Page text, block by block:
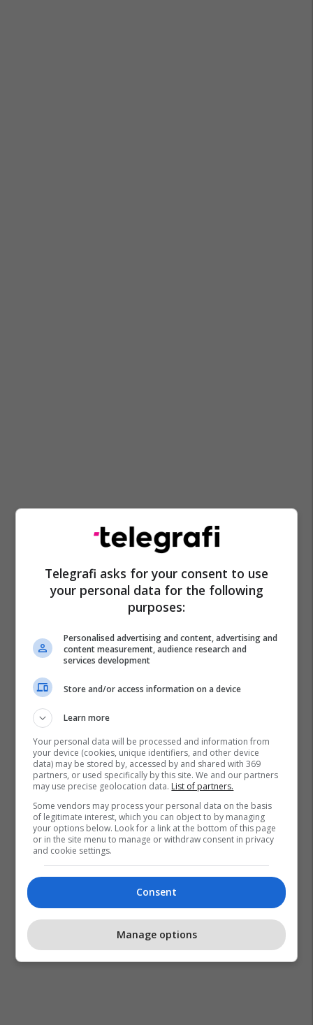
Pep Guardiola Enzo Maresca
Premier League
Man City
Telegrafi asks for your consent to use
your personal data for the following
purposes:
Personalised advertising and content, advertising and
content measurement, audience research and
services development
Store and/or access information on a device
Learn more
Your personal data will be processed and information from
your device (cookies, unique identifiers, and other device
data) may be stored by, accessed by and shared with 369
partners, or used specifically by this site. We and our partners
may use precise geolocation data. List of partners.
Some vendors may process your personal data on the basis
of legitimate interest, which you can object to by managing
your options below. Look for a link at the bottom of this page
or in the site menu to manage or withdraw consent in privacy
and cookie settings.
Consent
Manage options